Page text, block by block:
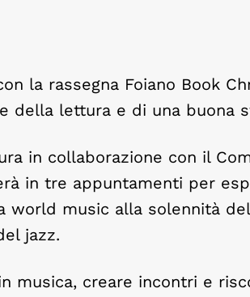
la rassegna Foiano Book
della lettura e di una buona
in collaborazione con il
in tre appuntamenti per
world music alla solennità
jazz.
musica, creare incontri e